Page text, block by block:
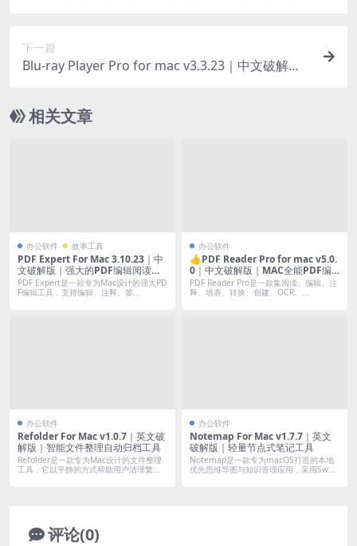
下一篇
Blu-ray Player Pro for mac v3.3.23｜中文破解版
相关文章
办公软件 效率工具
PDF Expert For Mac 3.10.23｜中
文破解版｜强大的PDF编辑阅读工
具
PDF Expert是一款专为Mac设计的强大PD
F编辑工具，支持编辑、注释、签...
办公软件
👍PDF Reader Pro for mac v5.0.
0｜中文破解版｜MAC全能PDF编
辑工具
PDF Reader Pro是一款集阅读、编辑、注
释、填表、转换、创建、OCR、...
办公软件
Refolder For Mac v1.0.7｜英文破
解版｜智能文件整理自动归档工具
Refolder是一款专为Mac设计的文件整理
工具，它以平静的方式帮助用户清理繁...
办公软件
Notemap For Mac v1.7.7｜英文
破解版｜轻量节点式笔记工具
Notemap是一款专为macOS打造的本地
优先思维导图与知识管理应用，采用Sw...
评论(0)